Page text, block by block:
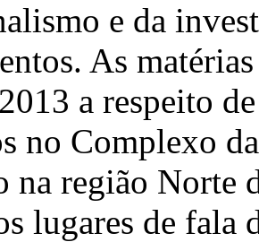
e da
As
a respeito
no Complexo
na região Norte
lugares de fala